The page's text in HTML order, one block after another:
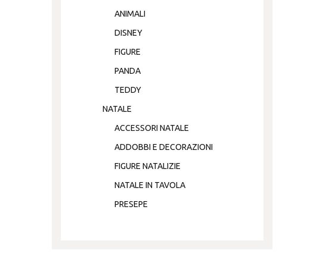
ANIMALI
DISNEY
FIGURE
PANDA
TEDDY
NATALE
ACCESSORI NATALE
ADDOBBI E DECORAZIONI
FIGURE NATALIZIE
NATALE IN TAVOLA
PRESEPE